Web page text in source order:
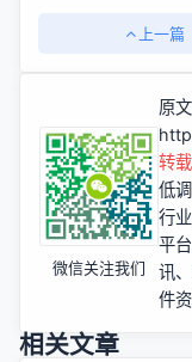
上一篇
微信关注我们
原
转
低
行
平
讯
件
相关文章